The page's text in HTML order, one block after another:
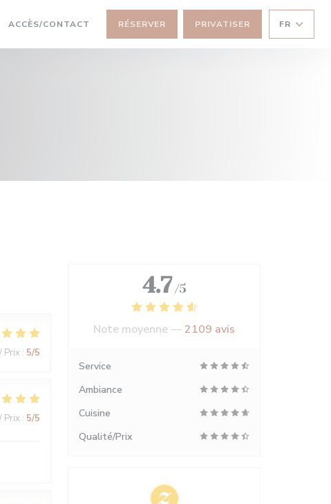
ACCÈS/CONTACT RÉSERVER PRIVATISER FR
Prix : 5/5
Prix : 5/5
4.7 /5
Note moyenne —2109 avis
Service
Ambiance
Cuisine
Qualité/Prix